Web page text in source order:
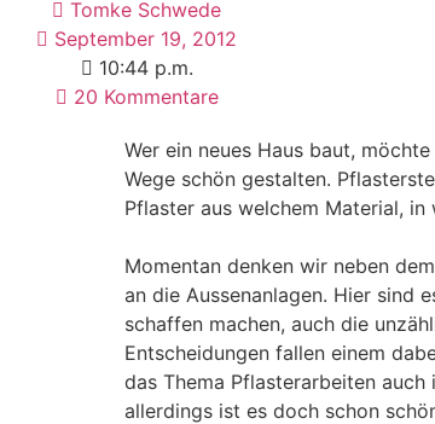
Tomke Schwede
September 19, 2012
10:44 p.m.
20 Kommentare
Wer ein neues Haus baut,
Wege schön gestalten.
Pflaster aus welchem Material,
Momentan denken wir neben
an die Aussenanlagen. Hier sind
schaffen machen, auch die
Entscheidungen fallen einem
das Thema Pflasterarbeiten auch
allerdings ist es doch schon